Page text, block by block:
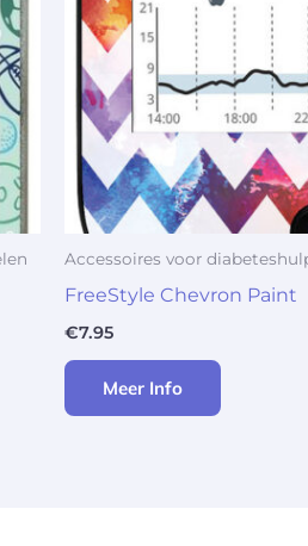
Accessoires voor
FreeStyle Chevron Paint
€7.95
Meer Info